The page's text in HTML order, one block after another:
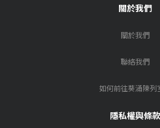
關於我們
關於我們
聯絡我們
如何前往葵涌陳列
隱私權與條款